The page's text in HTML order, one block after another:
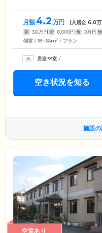
月額 4.2 万円 (入居金 6.0
家 3.6万円 管 6,000円 食 0万円 他
個室 / 18~36m2 / プラン
居室38室 /
空き状況を知る
施設
空室あり